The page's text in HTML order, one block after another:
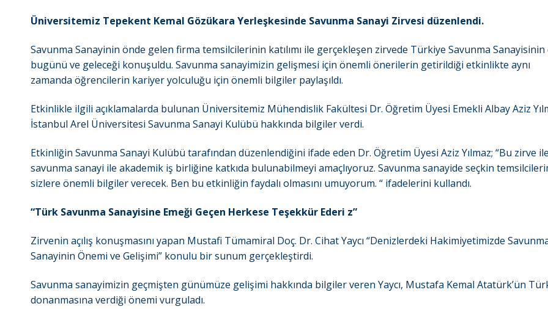
Üniversitemiz Tepekent Kemal Gözükara Yerleşkesinde Savunma Sanayi Zirvesi düzenlendi.
Savunma Sanayinin önde gelen firma temsilcilerinin katılımı ile gerçekleşen zirvede Türkiye Savunma Sanayisinin
bugünü ve geleceği konuşuldu. Savunma sanayimizin gelişmesi için önemli önerilerin getirildiği etkinlikte aynı
zamanda öğrencilerin kariyer yolculuğu için önemli bilgiler paylaşıldı.
Etkinlikle ilgili açıklamalarda bulunan Üniversitemiz Mühendislik Fakültesi Dr. Öğretim Üyesi Emekli Albay Aziz
İstanbul Arel Üniversitesi Savunma Sanayi Kulübü hakkında bilgiler verdi.
Etkinliğin Savunma Sanayi Kulübü tarafından düzenlendiğini ifade eden Dr. Öğretim Üyesi Aziz Yılmaz; “Bu zirve ile
savunma sanayi ile akademik iş birliğine katkıda bulunabilmeyi amaçlıyoruz. Savunma sanayide seçkin
sizlere önemli bilgiler verecek. Ben bu etkinliğin faydalı olmasını umuyorum. “ ifadelerini kullandı.
“Türk Savunma Sanayisine Emeği Geçen Herkese Teşekkür Ederi z”
Zirvenin açılış konuşmasını yapan Mustafi Tümamiral Doç. Dr. Cihat Yaycı “Denizlerdeki Hakimiyetimizde
Sanayinin Önemi ve Gelişimi” konulu bir sunum gerçekleştirdi.
Savunma sanayimizin geçmişten günümüze gelişimi hakkında bilgiler veren Yaycı, Mustafa Kemal Atatürk’ün
donanmasına verdiği önemi vurguladı.